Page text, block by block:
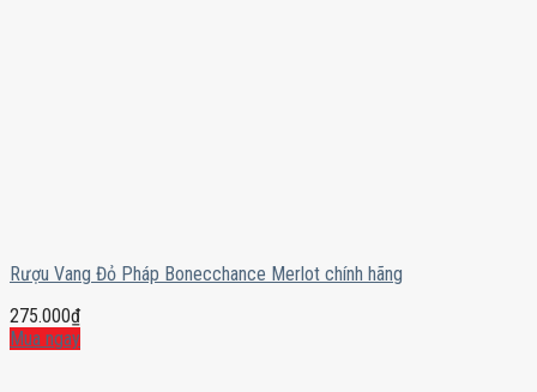
Rượu Vang Đỏ Pháp Bonecchance Merlot chính hãng
275.000₫
Mua ngay